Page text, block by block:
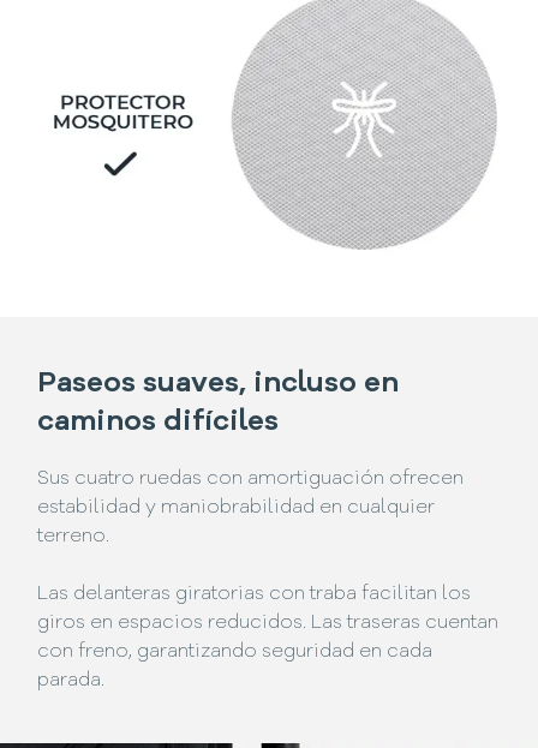
Paseos suaves, incluso en
caminos difíciles
Sus cuatro ruedas con amortiguación ofrecen
estabilidad y maniobrabilidad en cualquier
terreno.
Las delanteras giratorias con traba facilitan los
giros en espacios reducidos. Las traseras cuentan
con freno, garantizando seguridad en cada
parada.